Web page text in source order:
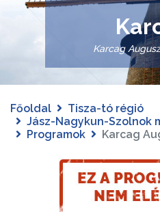
Karcag
Főoldal
Tisza-tó régió
Jász-Nagykun-Szolnok
Programok
Karcag